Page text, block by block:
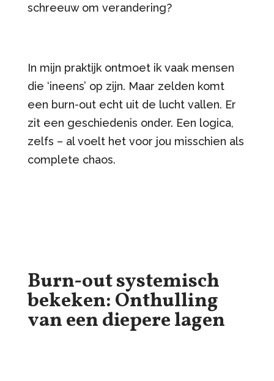
schreeuw om verandering?
In mijn praktijk ontmoet ik vaak mensen
die ‘ineens’ op zijn. Maar zelden komt
een burn-out echt uit de lucht vallen. Er
zit een geschiedenis onder. Een logica,
zelfs – al voelt het voor jou misschien als
complete chaos.
Burn-out systemisch
bekeken: Onthulling
van een diepere lagen